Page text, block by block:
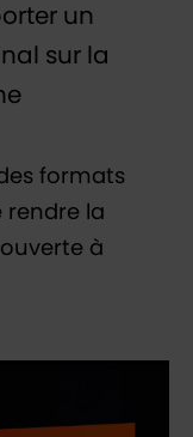
un
sur la
formats
rendre la
à